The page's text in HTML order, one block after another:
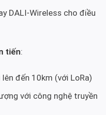
DALI-Wireless cho điều
tiến:
lên đến 10km (với LoRa)
với công nghệ truyền